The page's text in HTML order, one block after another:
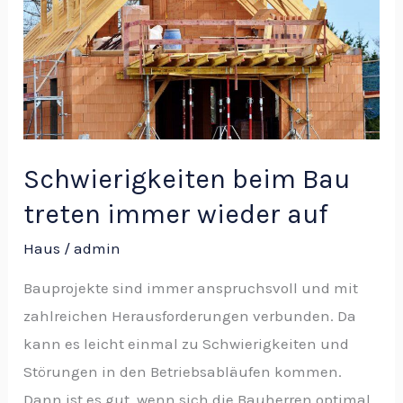
Schwierigkeiten beim Bau
treten immer wieder auf
Haus /admin
Bauprojekte sind immer anspruchsvoll und mit
zahlreichen Herausforderungen verbunden. Da
kann es leicht einmal zu Schwierigkeiten und
Störungen in den Betriebsabläufen kommen.
immer
wieder
auf